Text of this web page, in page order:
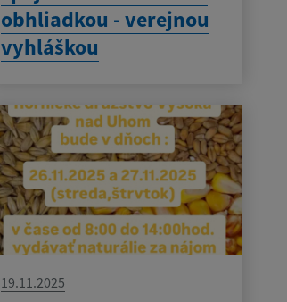
obhliadkou - verejnou
vyhláškou
19.11.2025